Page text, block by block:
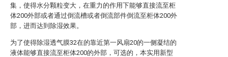
集，使得水分颗粒变大，在重力的作用下能够直接流至柜
体200外部或者通过倒流槽或者倒流部件倒流至柜体200外
部，进而达到除湿效果。
为了使得除湿透气膜32在的靠近第一风扇20的一侧凝结的
液体能够直接流至柜体200的外部，可选的，本实用新型